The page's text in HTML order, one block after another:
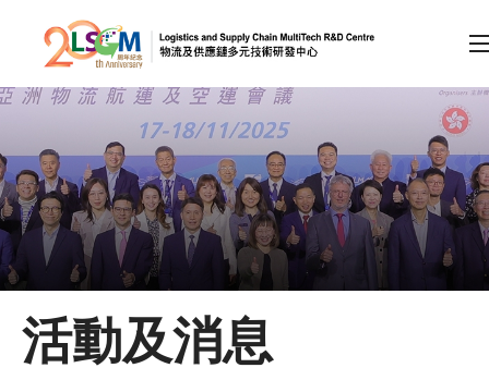
跳到內容（按回車鍵）
會員登入
A A EN 繁 简
主頁
關於LSCM
活動及消息